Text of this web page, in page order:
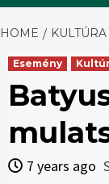
HOME KULTÚRA
Esemény
7 years ago